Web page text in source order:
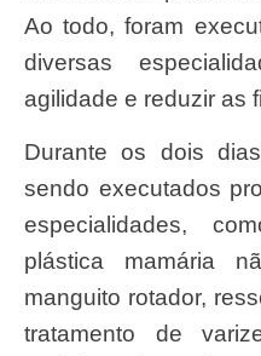
Ao todo, foram
diversas
agilidade e reduzir as
Durante os dois dias de mobilização, estão
sendo executados
especialidades,
plástica mamária
manguito rotador,
tratamento de